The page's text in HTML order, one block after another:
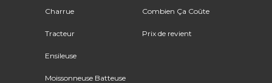
Charrue
Tracteur
Ensileuse
Moissonneuse Batteuse
Combien Ça Coûte
Prix de revient